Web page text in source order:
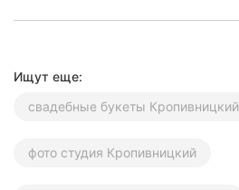
Ищут еще:
свадебные букеты Кропивницкий
фото студия Кропивницкий